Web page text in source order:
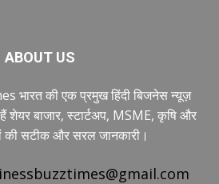
ABOUT US
भारत की एक प्रमुख हिंदी बिजनेस न्यूज़
शेयर बाजार, स्टार्टअप, MSME, कृषि और
की सटीक और सरल जानकारी।